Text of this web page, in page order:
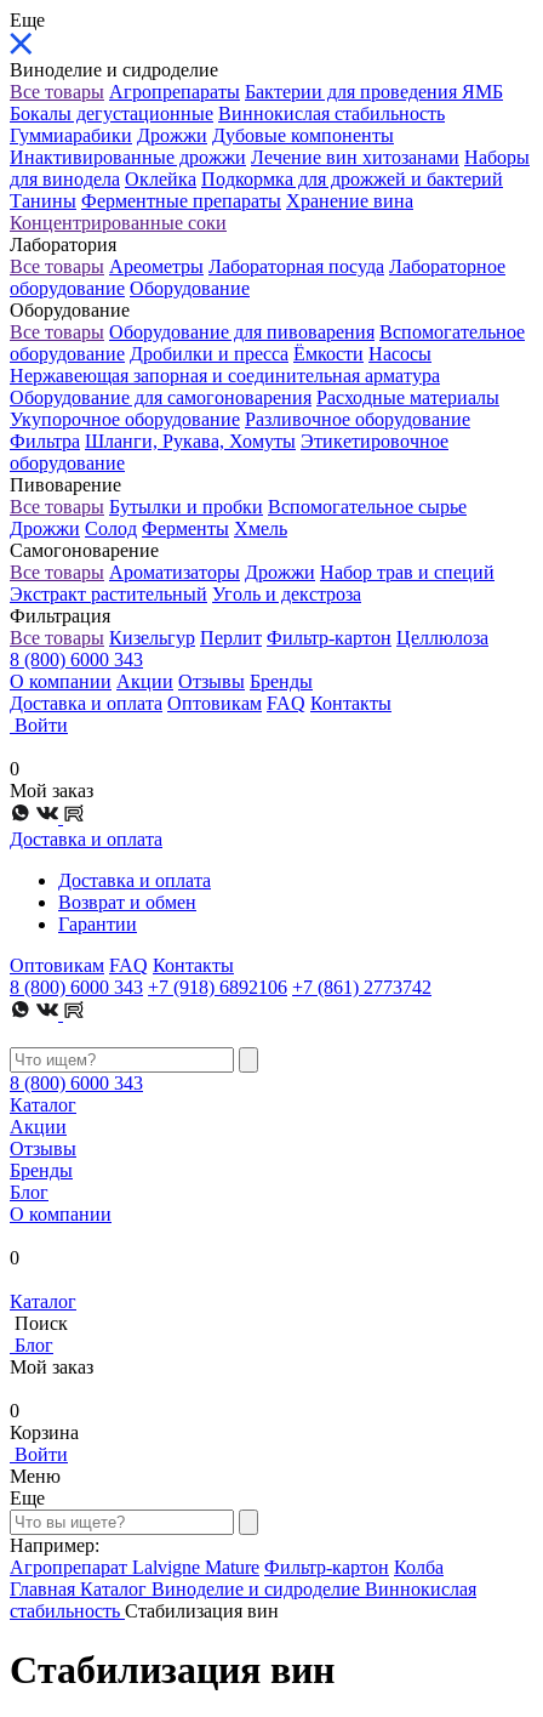
Еще
Виноделие и сидроделие
Все товары Агропрепараты Бактерии для проведения ЯМБ
Бокалы дегустационные Виннокислая стабильность
Гуммиарабики Дрожжи Дубовые компоненты
Инактивированные дрожжи Лечение вин хитозанами Наборы
для винодела Оклейка Подкормка для дрожжей и бактерий
Танины Ферментные препараты Хранение вина
Концентрированные соки
Лаборатория
Все товары Ареометры Лабораторная посуда Лабораторное
оборудование Оборудование
Оборудование
Все товары Оборудование для пивоварения Вспомогательное
оборудование Дробилки и пресса Ёмкости Насосы
Нержавеющая запорная и соединительная арматура
Оборудование для самогоноварения Расходные материалы
Укупорочное оборудование Разливочное оборудование
Фильтра Шланги, Рукава, Хомуты Этикетировочное
оборудование
Пивоварение
Все товары Бутылки и пробки Вспомогательное сырье
Дрожжи Солод Ферменты Хмель
Самогоноварение
Все товары Ароматизаторы Дрожжи Набор трав и специй
Экстракт растительный Уголь и декстроза
Фильтрация
Все товары Кизельгур Перлит Фильтр-картон Целлюлоза
8 (800) 6000 343
О компании Акции Отзывы Бренды
Доставка и оплата Оптовикам FAQ Контакты
Войти
0
Мой заказ
Доставка и оплата
Доставка и оплата
Возврат и обмен
Гарантии
Оптовикам FAQ Контакты
8 (800) 6000 343 +7 (918) 6892106 +7 (861) 2773742
8 (800) 6000 343
Каталог
Акции
Отзывы
Бренды
Блог
О компании
0
Каталог
Поиск
Блог
Мой заказ
0
Корзина
Войти
Меню
Еще
Например:
Агропрепарат Lalvigne Mature Фильтр-картон Колба
Главная Каталог Виноделие и сидроделие Виннокислая
стабильность Стабилизация вин
Стабилизация вин